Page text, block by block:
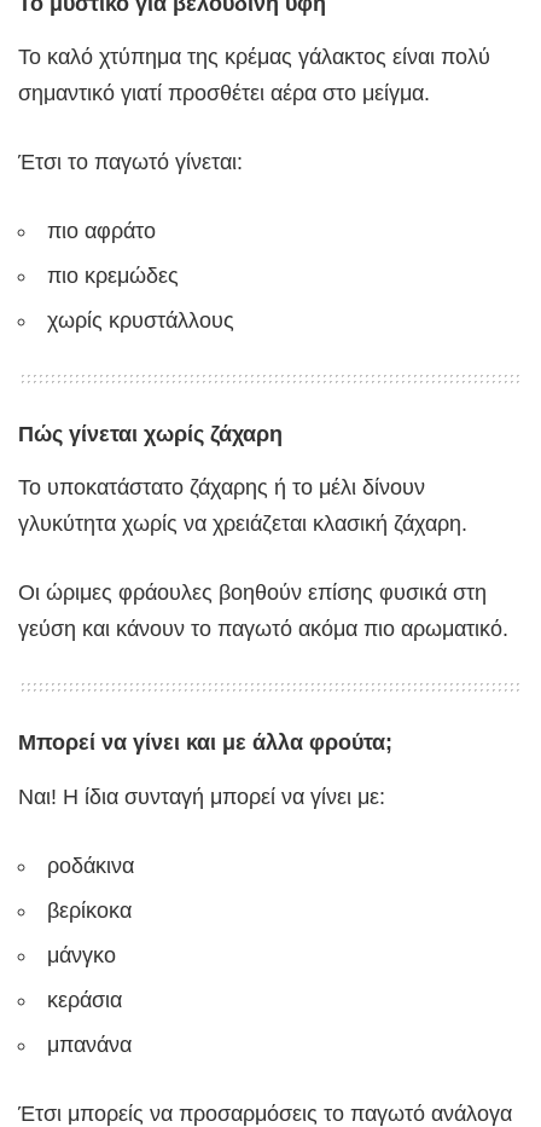
Το καλό χτύπημα της κρέμας γάλακτος είναι πολύ
σημαντικό γιατί προσθέτει αέρα στο μείγμα.
Έτσι το παγωτό γίνεται:
πιο αφράτο
πιο κρεμώδες
χωρίς κρυστάλλους
Πώς γίνεται χωρίς ζάχαρη
Το υποκατάστατο ζάχαρης ή το μέλι δίνουν
γλυκύτητα χωρίς να χρειάζεται κλασική ζάχαρη.
Οι ώριμες φράουλες βοηθούν επίσης φυσικά στη
γεύση και κάνουν το παγωτό ακόμα πιο αρωματικό.
Μπορεί να γίνει και με άλλα φρούτα;
Ναι! Η ίδια συνταγή μπορεί να γίνει με:
ροδάκινα
βερίκοκα
μάνγκο
κεράσια
μπανάνα
Έτσι μπορείς να προσαρμόσεις το παγωτό ανάλογα